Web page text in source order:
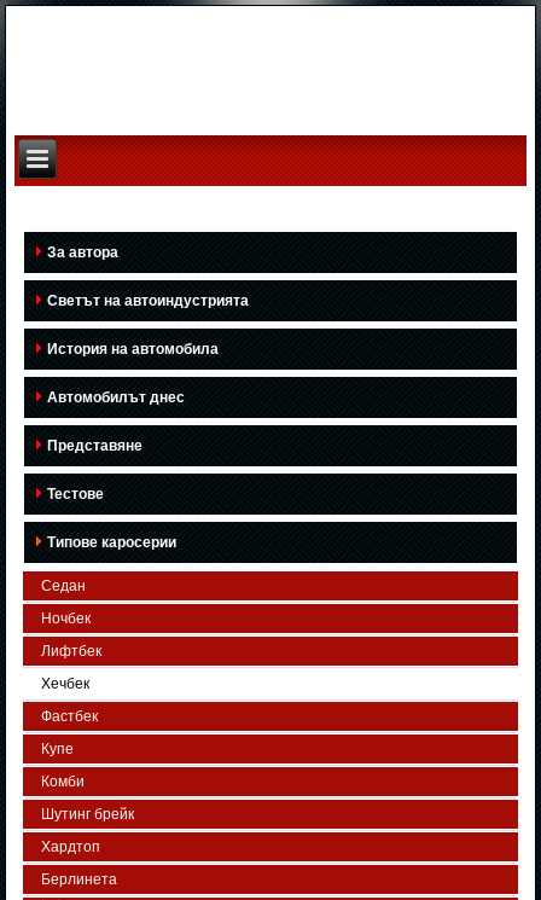
За автора
Светът на автоиндустрията
История на автомобила
Автомобилът днес
Представяне
Тестове
Типове каросерии
Седан
Ночбек
Лифтбек
Хечбек
Фастбек
Купе
Комби
Шутинг брейк
Хардтоп
Берлинета